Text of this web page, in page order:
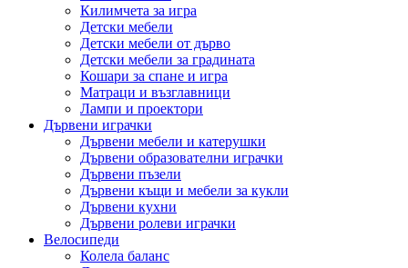
Килимчета за игра
Детски мебели
Детски мебели от дърво
Детски мебели за градината
Кошари за спане и игра
Матраци и възглавници
Лампи и проектори
Дървени играчки
Дървени мебели и катерушки
Дървени образователни играчки
Дървени пъзели
Дървени къщи и мебели за кукли
Дървени кухни
Дървени ролеви играчки
Велосипеди
Колела баланс